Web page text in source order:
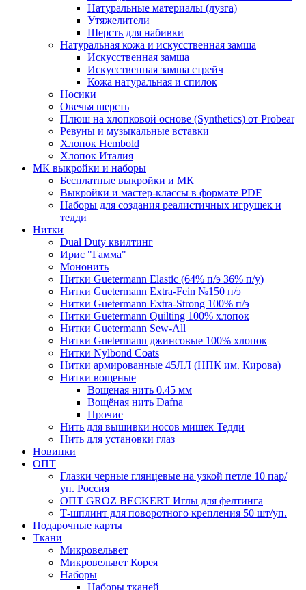
Натуральные материалы (лузга)
Утяжелители
Шерсть для набивки
Натуральная кожа и искусственная замша
Искусственная замша
Искусственная замша стрейч
Кожа натуральная и спилок
Носики
Овечья шерсть
Плюш на хлопковой основе (Synthetics) от Probear
Ревуны и музыкальные вставки
Хлопок Hembold
Хлопок Италия
МК выкройки и наборы
Бесплатные выкройки и МК
Выкройки и мастер-классы в формате PDF
Наборы для создания реалистичных игрушек и
тедди
Нитки
Dual Duty квилтинг
Ирис "Гамма"
Мононить
Нитки Guetermann Elastic (64% п/э 36% п/у)
Нитки Guetermann Extra-Fein №150 п/э
Нитки Guetermann Extra-Strong 100% п/э
Нитки Guetermann Quilting 100% хлопок
Нитки Guetermann Sew-All
Нитки Guetermann джинсовые 100% хлопок
Нитки Nylbond Coats
Нитки армированные 45ЛЛ (НПК им. Кирова)
Нитки вощеные
Вощеная нить 0.45 мм
Вощёная нить Dafna
Прочие
Нить для вышивки носов мишек Тедди
Нить для установки глаз
Новинки
ОПТ
Глазки черные глянцевые на узкой петле 10 пар/
уп. Россия
ОПТ GROZ BECKERT Иглы для фелтинга
Т-шплинт для поворотного крепления 50 шт/уп.
Подарочные карты
Ткани
Микровельвет
Микровельвет Корея
Наборы
Наборы тканей